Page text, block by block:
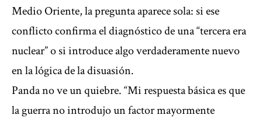
Medio Oriente, la pregunta aparece sola: si ese
conflicto confirma el diagnóstico de una “tercera era
nuclear” o si introduce algo verdaderamente nuevo
en la lógica de la disuasión.
Panda no ve un quiebre. “Mi respuesta básica es que
la guerra no introdujo un factor mayormente